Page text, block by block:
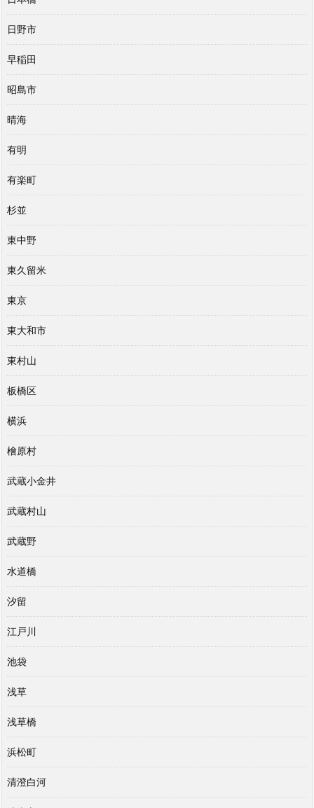
日野市
早稲田
昭島市
晴海
有明
有楽町
杉並
東中野
東久留米
東京
東大和市
東村山
板橋区
横浜
檜原村
武蔵小金井
武蔵村山
武蔵野
水道橋
汐留
江戸川
池袋
浅草
浅草橋
浜松町
清澄白河